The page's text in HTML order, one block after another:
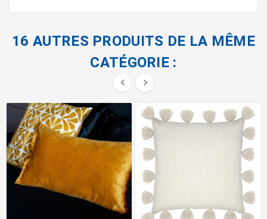
16 AUTRES PRODUITS DE LA MÊME
CATÉGORIE :
 